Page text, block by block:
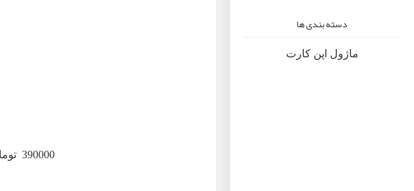
دسته بندی ها
ماژول اپن کارت
390000